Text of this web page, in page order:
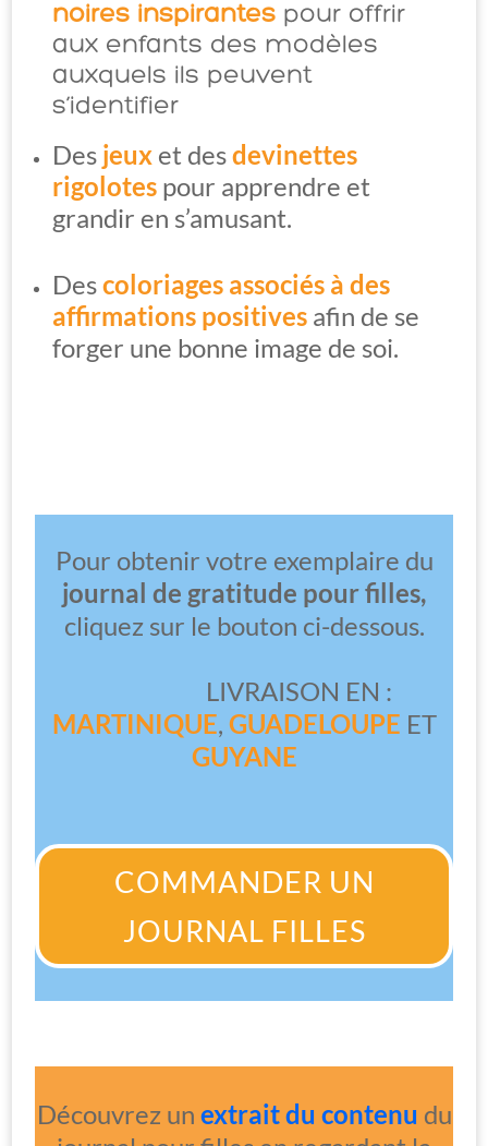
noires inspirantes pour offrir
aux enfants des modèles
auxquels ils peuvent
s’identifier
Des jeux et desdevinettes
rigolotes pour apprendre et
grandir en s’amusant.
Descoloriages associés à des
affirmations positives afin de se
forger une bonne image de soi.
Pour obtenir votre exemplaire du
journal de gratitude pour filles,
cliquez sur le bouton ci-dessous.
LIVRAISON EN :
MARTINIQUE, GUADELOUPE ET
GUYANE
COMMANDER UN
JOURNAL FILLES
Découvrez un extrait du contenu du